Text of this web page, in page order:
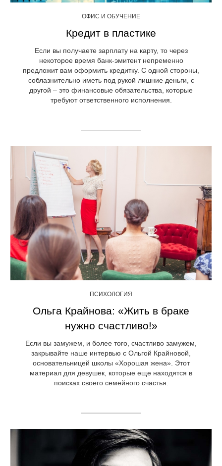
ОФИС И ОБУЧЕНИЕ
Кредит в пластике
Если вы получаете зарплату на карту, то через
некоторое время банк-эмитент непременно
предложит вам оформить кредитку. С одной стороны,
соблазнительно иметь под рукой лишние деньги, с
другой – это финансовые обязательства, которые
требуют ответственного исполнения.
ПСИХОЛОГИЯ
Ольга Крайнова: «Жить в браке
нужно счастливо!»
Если вы замужем, и более того, счастливо замужем,
закрывайте наше интервью с Ольгой Крайновой,
основательницей школы «Хорошая жена». Этот
материал для девушек, которые еще находятся в
поисках своего семейного счастья.